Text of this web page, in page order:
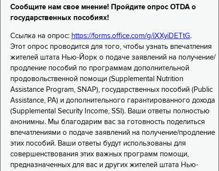
Сообщите нам свое мнение! Пройдите опрос OTDA о
государственных пособиях!
Ссылка на опрос: https://forms.office.com/g/iXXyiDETtG.
Этот опрос проводится для того, чтобы узнать впечатления
жителей штата Нью-Йорк о подаче заявлений на получение/
продление пособий по программам дополнительной
продовольственной помощи (Supplemental Nutrition
Assistance Program, SNAP), государственных пособий (Public
Assistance, PA) и дополнительного гарантированного дохода
(Supplemental Security Income, SSI). Ваши ответы полностью
анонимны. Мы благодарим вас за готовность поделиться
впечатлениями о подаче заявлений на получение/продление
этих пособий. Ваши ответы будут использованы для
совершенствования этих важных программ помощи,
предназначенных для вас и других жителей штата Нью-